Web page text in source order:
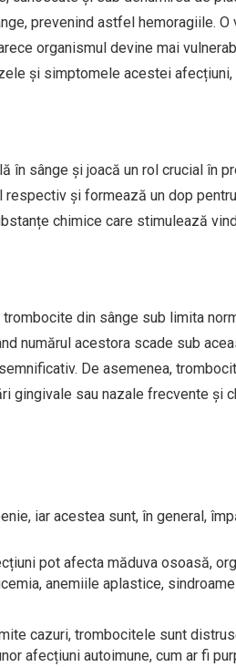
prevenind astfel hemoragiile.
organismul devine mai
și simptomele acestei afecțiuni,
în sânge și joacă un rol crucial în
și formează un dop
chimice care stimulează
din sânge sub limita
numărul acestora scade sub
De asemenea,
gingivale sau nazale frecvente și
iar acestea sunt, în general,
pot afecta măduva osoasă,
anemiile aplastice,
cazuri, trombocitele sunt
afecțiuni autoimune, cum ar fi